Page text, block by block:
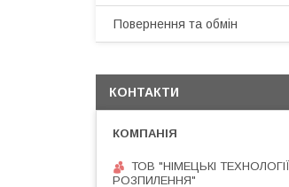
Повернення та обмін
КОНТАКТИ
ТОВ "НІМЕЦЬКІ ТЕХНОЛОГІЇ
РОЗПИЛЕННЯ"